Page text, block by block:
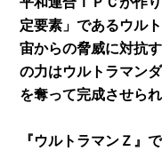
定要素」であるウル
宙からの脅威に対抗
の力はウルトラマン
を奪って完成させら
『ウルトラマンＺ』